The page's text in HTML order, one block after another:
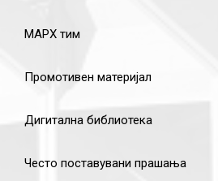
МАРХ тим
Промотивен материјал
Дигитална библиотека
Често поставувани прашања